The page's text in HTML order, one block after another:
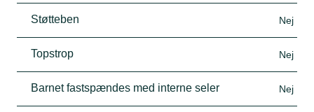
Støtteben Nej
Topstrop Nej
Barnet fastspændes med interne seler Nej